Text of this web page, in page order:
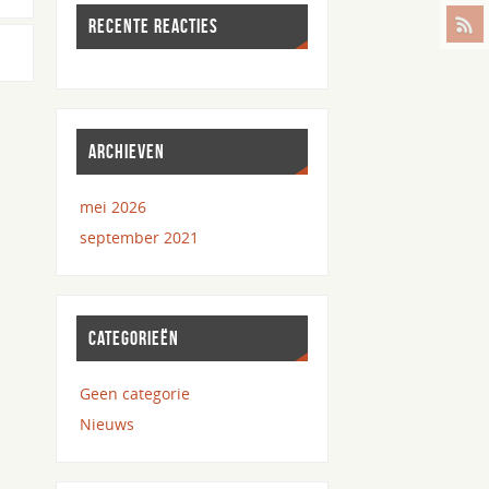
RECENTE REACTIES
ARCHIEVEN
mei 2026
september 2021
CATEGORIEËN
Geen categorie
Nieuws